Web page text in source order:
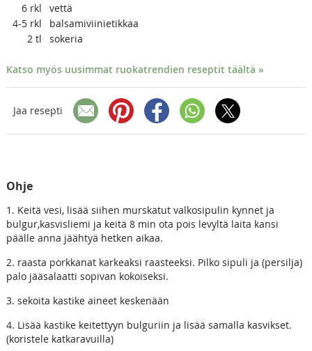
6 rkl
vettä
4-5 rkl
balsamiviinietikkaa
2 tl sokeria
Katso myös uusimmat ruokatrendien reseptit täältä »
Jaa resepti
Ohje
1. Keitä vesi, lisää siihen murskatut valkosipulin kynnet ja
bulgur,kasvisliemi ja keitä 8 min ota pois levyltä laita kansi
päälle anna jäähtyä hetken aikaa.
2. raasta porkkanat karkeaksi raasteeksi. Pilko sipuli ja (persilja)
palo jääsalaatti sopivan kokoiseksi.
3. sekoita kastike aineet keskenään
4. Lisää kastike keitettyyn bulguriin ja lisää samalla kasvikset.
(koristele katkaravuilla)